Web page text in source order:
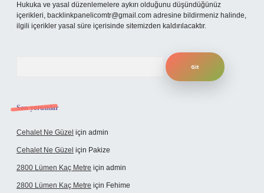
Hukuka ve yasal düzenlemelere aykırı olduğunu düşündüğünüz
içerikleri, backlinkpanelicomtr@gmail.com adresine bildirmeniz halinde,
ilgili içerikler yasal süre içerisinde sitemizden kaldırılacaktır.
Son yorumlar
Cehalet Ne Güzel için admin
Cehalet Ne Güzel için Pakize
2800 Lümen Kaç Metre için admin
2800 Lümen Kaç Metre için Fehime